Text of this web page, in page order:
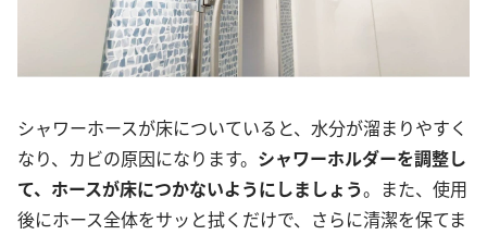
シャワーホースが床についていると、水分が溜まりやすく
なり、カビの原因になります。 シャワーホルダーを調整し
て、ホースが床につかないようにしましょう。また、使用
後にホース全体をサッと拭くだけで、さらに清潔を保てま